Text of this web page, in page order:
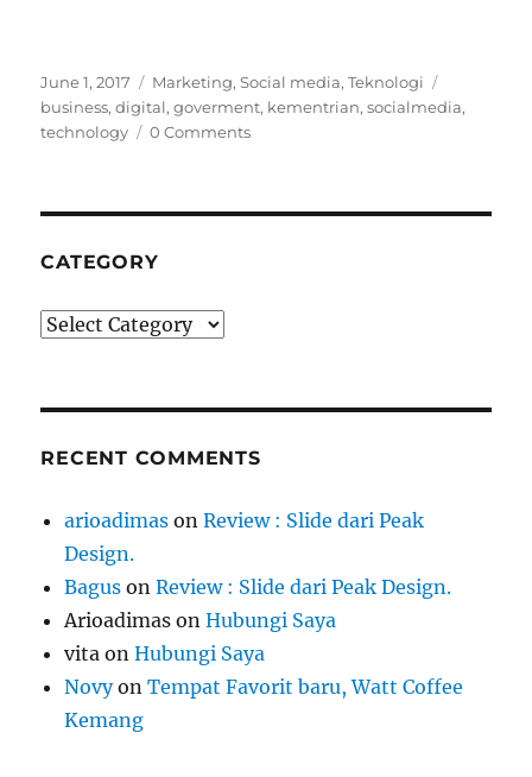
Posted
on
June 1, 2017 Categories
Marketing,Social media,Teknologi
business,digital,goverment, kementrian,socialmedia,
technology
0 Comments
CATEGORY
Category
RECENT COMMENTS
arioadimas onReview : Slide dari Peak
Design.
Bagus onReview : Slide dari Peak Design.
Arioadimas onHubungi Saya
vita onHubungi Saya
NovyonTempat Favorit baru, Watt Coffee
Kemang